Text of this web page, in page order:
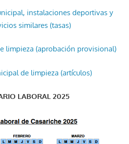
instalaciones deportivas y
similares (tasas)
limpieza (aprobación provisional)
de limpieza (artículos)
LABORAL 2025